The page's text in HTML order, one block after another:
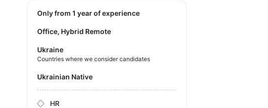
Only from 1 year of experience
Office, Hybrid Remote
Ukraine
Countries where we consider candidates
Ukrainian Native
HR